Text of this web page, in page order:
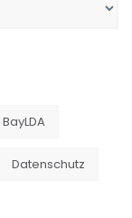
BayLDA
Datenschutz